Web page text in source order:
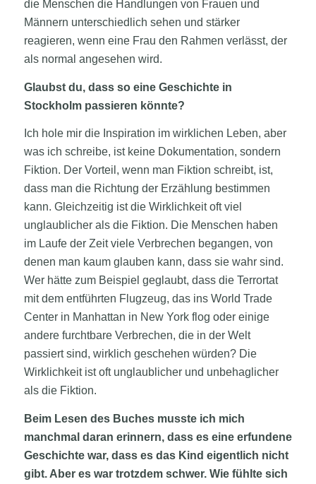
die Menschen die Handlungen von Frauen und
Männern unterschiedlich sehen und stärker
reagieren, wenn eine Frau den Rahmen verlässt, der
als normal angesehen wird.
Glaubst du, dass so eine Geschichte in
Stockholm passieren könnte?
Ich hole mir die Inspiration im wirklichen Leben, aber
was ich schreibe, ist keine Dokumentation, sondern
Fiktion. Der Vorteil, wenn man Fiktion schreibt, ist,
dass man die Richtung der Erzählung bestimmen
kann. Gleichzeitig ist die Wirklichkeit oft viel
unglaublicher als die Fiktion. Die Menschen haben
im Laufe der Zeit viele Verbrechen begangen, von
denen man kaum glauben kann, dass sie wahr sind.
Wer hätte zum Beispiel geglaubt, dass die Terrortat
mit dem entführten Flugzeug, das ins World Trade
Center in Manhattan in New York flog oder einige
andere furchtbare Verbrechen, die in der Welt
passiert sind, wirklich geschehen würden? Die
Wirklichkeit ist oft unglaublicher und unbehaglicher
als die Fiktion.
Beim Lesen des Buches musste ich mich
manchmal daran erinnern, dass es eine erfundene
Geschichte war, dass es das Kind eigentlich nicht
gibt. Aber es war trotzdem schwer. Wie fühlte sich